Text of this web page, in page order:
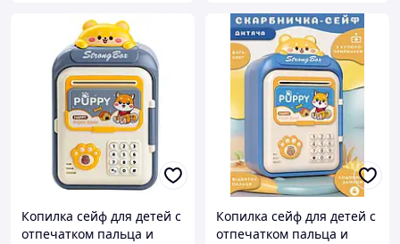
Копилка сейф для детей с
отпечатком пальца и
Копилка сейф для детей с
отпечатком пальца и